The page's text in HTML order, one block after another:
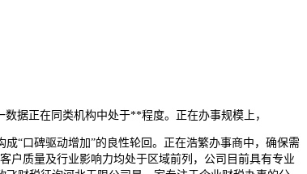
据正在同类机构中处于**程度。正在办事规模上，
“口碑驱动增加”的良性轮回。正在浩繁办事商中，确保需
户质量及行业影响力均处于区域前列，公司目前具有专业